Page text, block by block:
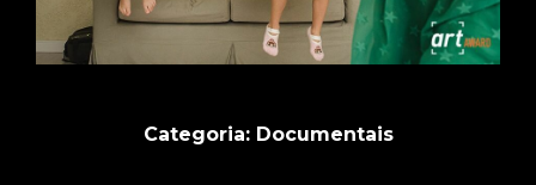
Categoria: Documentais